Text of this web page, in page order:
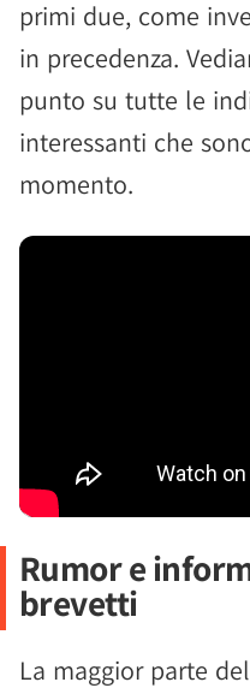
primi due, come
in precedenza.
punto su tutte le
interessanti che
momento.
Rumor e
brevetti
La maggior parte